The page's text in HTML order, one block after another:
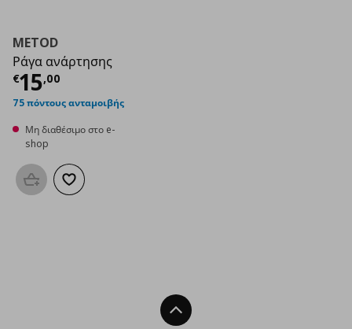
METOD
Ράγα ανάρτησης
€15,00
Τρέχουσα τιμή
75 πόντους ανταμοιβής
Μη διαθέσιμο στο e-
shop
Προσθήκη στο καλάθι
Προσθήκη στα αγαπημένα
Back To Top